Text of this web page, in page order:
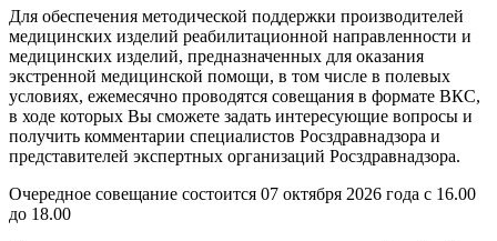
Для обеспечения методической поддержки производителей
медицинских изделий реабилитационной направленности и
медицинских изделий, предназначенных для оказания
экстренной медицинской помощи, в том числе в полевых
условиях, ежемесячно проводятся совещания в формате ВКС,
в ходе которых Вы сможете задать интересующие вопросы и
получить комментарии специалистов Росздравнадзора и
представителей экспертных организаций Росздравнадзора.
Очередное совещание состоится 07 октября 2026 года с 16.00
до 18.00